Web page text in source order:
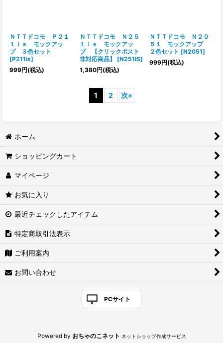
ＮＴＴドコモ Ｐ２１
１ｉｓ モックアッ
プ ３色セット
[P211is]
999円(税込)
ＮＴＴドコモ Ｎ２５
１ｉｓ モックアッ
プ 【クリックポスト
非対応商品】
[N251IS]
1,380円(税込)
ＮＴＴドコモ Ｎ２０
５１ モックアップ
２色セット [N2051]
999円(税込)
1 2 次»
ホーム
ショッピングカート
マイページ
お気に入り
最近チェックしたアイテム
特定商取引法表示
ご利用案内
お問い合わせ
PCサイト
Powered by おちゃのこネット ネットショップ作成サービス